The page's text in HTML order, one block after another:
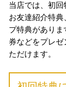
当店では、初回
お友達紹介特
プ特典があり
券などをプレ
ただけます。